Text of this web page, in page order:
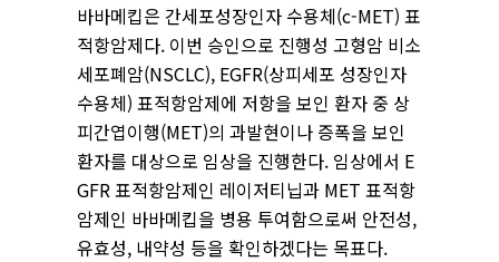
바바메킵은 간세포성장인자 수용체(c-MET) 표
적항암제다. 이번 승인으로 진행성 고형암 비소
세포폐암(NSCLC), EGFR(상피세포 성장인자
수용체) 표적항암제에 저항을 보인 환자 중 상
피간엽이행(MET)의 과발현이나 증폭을 보인
환자를 대상으로 임상을 진행한다. 임상에서 E
GFR 표적항암제인 레이저티닙과 MET 표적항
암제인 바바메킵을 병용 투여함으로써 안전성,
유효성, 내약성 등을 확인하겠다는 목표다.